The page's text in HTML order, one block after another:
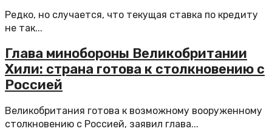
Редко, но случается, что текущая ставка по кредиту
не так...
Глава минобороны Великобритании
Хили: страна готова к столкновению с
Россией
Великобритания готова к возможному вооруженному
столкновению с Россией, заявил глава...